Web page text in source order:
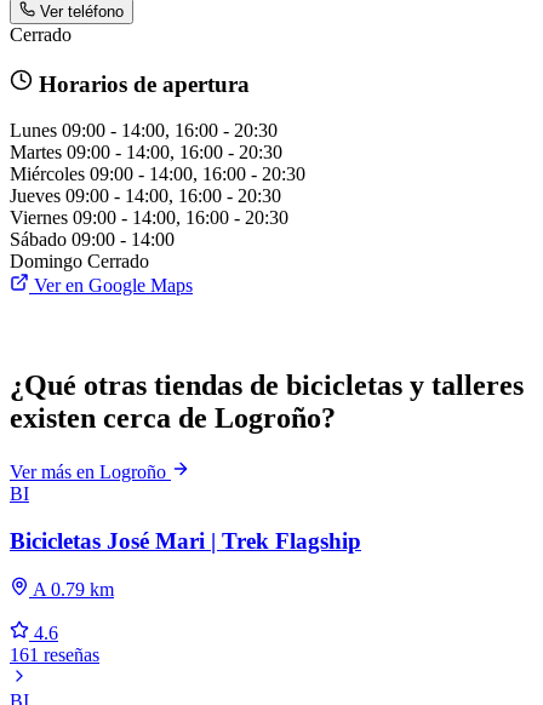
Ver teléfono
Cerrado
Horarios de apertura
Lunes 09:00 - 14:00, 16:00 - 20:30
Martes 09:00 - 14:00, 16:00 - 20:30
Miércoles 09:00 - 14:00, 16:00 - 20:30
Jueves 09:00 - 14:00, 16:00 - 20:30
Viernes 09:00 - 14:00, 16:00 - 20:30
Sábado 09:00 - 14:00
Domingo Cerrado
Ver en Google Maps
¿Qué otras tiendas de bicicletas y talleres
existen cerca de Logroño?
Ver más en Logroño
BI
Bicicletas José Mari | Trek Flagship
A 0.79 km
4.6
161 reseñas